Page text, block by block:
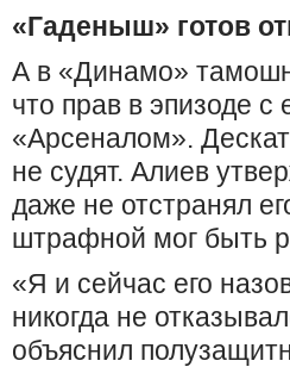
«Гаденыш» готов
А в «Динамо»
что прав в эпизоде
«Арсеналом».
не судят. Алиев
даже не отстранял
штрафной мог быть
«Я и сейчас его
никогда не
объяснил